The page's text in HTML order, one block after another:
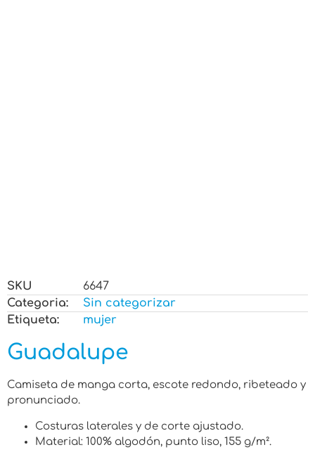
SKU
6647
Categoria:
Sin categorizar
Etiqueta:
mujer
Guadalupe
Camiseta de manga corta, escote redondo, ribeteado y
pronunciado.
Costuras laterales y de corte ajustado.
Material: 100% algodón, punto liso, 155 g/m².